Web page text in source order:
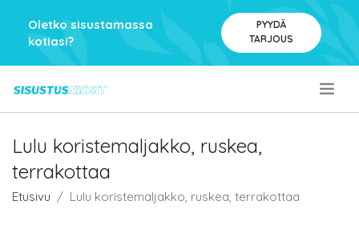
Oletko sisustamassa
kotiasi?
PYYDÄ
TARJOUS
Lulu koristemaljakko, ruskea,
terrakottaa
Etusivu Lulu koristemaljakko, ruskea, terrakottaa